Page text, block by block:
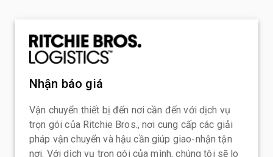
Nhận báo giá
Vận chuyển thiết bị đến nơi cần đến với dịch vụ
trọn gói của Ritchie Bros., nơi cung cấp các giải
pháp vận chuyển và hậu cần giúp giao-nhận tận
nơi. Với dịch vụ trọn gói của mình, chúng tôi sẽ lo